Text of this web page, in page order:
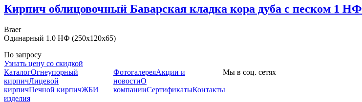
Кирпич облицовочный Баварская кладка кора дуба с песком 1 НФ
Braer
Одинарный 1.0 НФ (250x120x65)
По запросу
Узнать цену со скидкой
КаталогОгнеупорный
кирпичЛицевой
кирпичПечной кирпичЖБИ
изделия
ФотогалереяАкции и
новостиО
компанииСертификатыКонтакты
Мы в соц. сетях